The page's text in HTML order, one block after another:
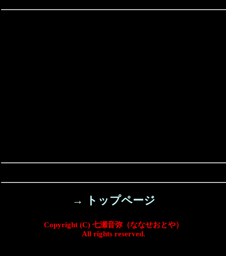
→ トップページ
Copyright (C) 七瀬音弥（ななせおとや）
All rights reserved.